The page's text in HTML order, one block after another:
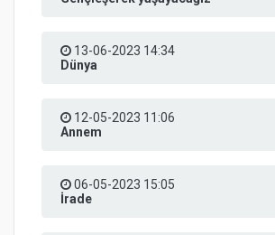
13-06-2023 14:34
Dünya
12-05-2023 11:06
Annem
06-05-2023 15:05
İrade